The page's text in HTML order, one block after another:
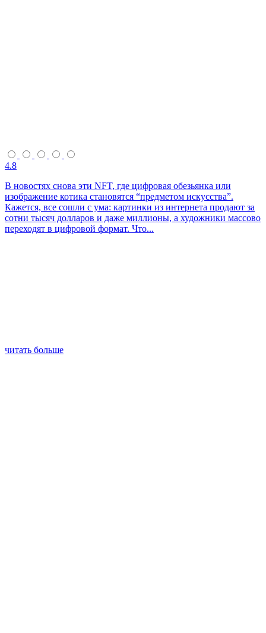
4.8
В новостях снова эти NFT, где цифровая обезьянка или
изображение котика становятся “предметом искусства”.
Кажется, все сошли с ума: картинки из интернета продают за
сотни тысяч долларов и даже миллионы, а художники массово
переходят в цифровой формат. Что...
читать больше